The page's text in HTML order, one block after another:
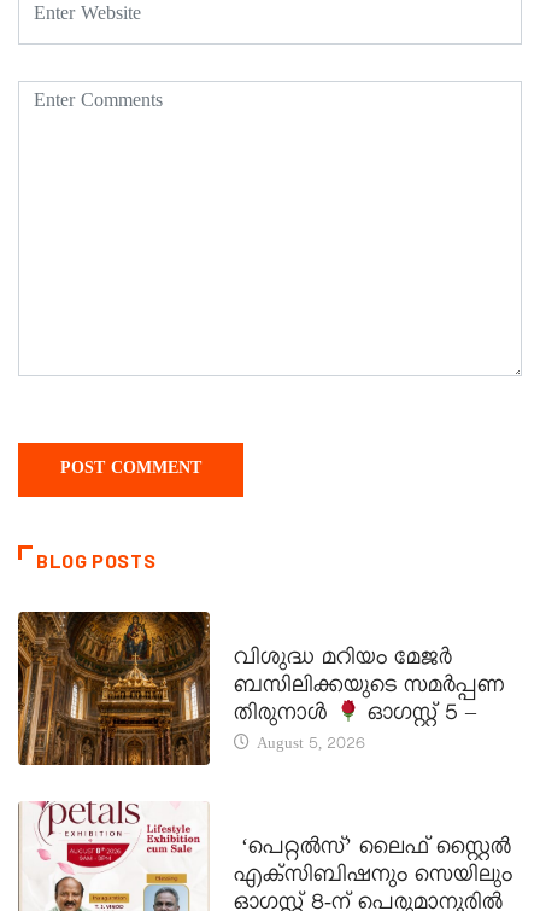
BLOG POSTS
വിശുദ്ധ മറിയം മേജർ
ബസിലിക്കയുടെ സമർപ്പണ
തിരുനാൾ
ഓഗസ്റ്റ് 5 –
August 5, 2026
‘പെറ്റൽസ്’ ലൈഫ് സ്റ്റൈൽ
എക്സിബിഷനും സെയിലും